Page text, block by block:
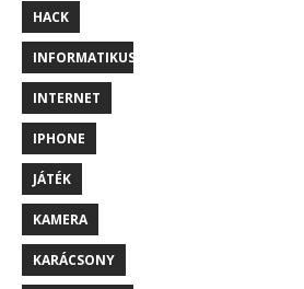
HACK
INFORMATIKUS
INTERNET
IPHONE
JÁTÉK
KAMERA
KARÁCSONY